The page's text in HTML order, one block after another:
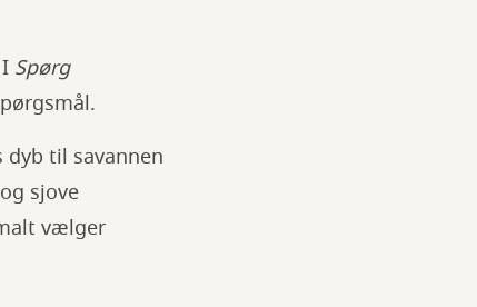
Spørg
til savannen
sjove
vælger